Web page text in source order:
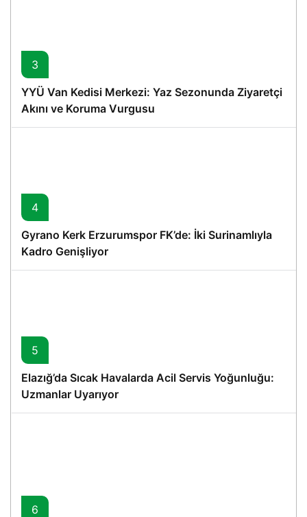
3
YYÜ Van Kedisi Merkezi: Yaz Sezonunda Ziyaretçi
Akını ve Koruma Vurgusu
4
Gyrano Kerk Erzurumspor FK’de: İki Surinamlıyla
Kadro Genişliyor
5
Elazığ’da Sıcak Havalarda Acil Servis Yoğunluğu:
Uzmanlar Uyarıyor
6